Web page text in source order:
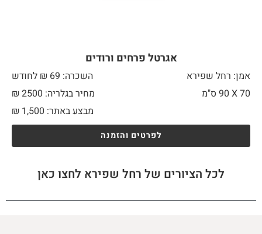
אגרטל פרחים ורודים
אמן: רחל שפירא
השכרה: 69 ₪ לחודש
70 X
מחיר בגלריה: 2500 ₪
מבצע באתר:
₪ 1,500
לפרטים והזמנה
לכל הציורים של רחל שפירא לחצו כאן